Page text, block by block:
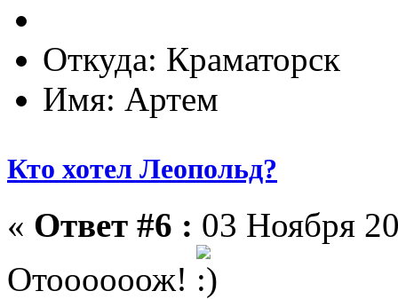
Откуда: Краматорск
Имя: Артем
Кто хотел Леопольд?
« Ответ #6 : 03 Ноября
Отоооооож!